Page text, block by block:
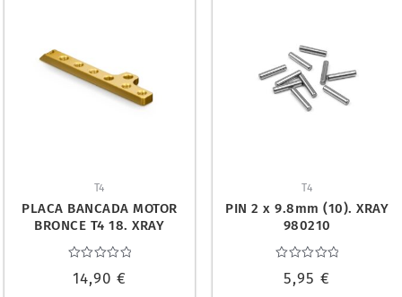
T4
PLACA BANCADA MOTOR
BRONCE T4 18. XRAY
303004
con
14,90 €
T4
PIN 2 x 9.8mm (10). XRAY
980210
con
5,95€